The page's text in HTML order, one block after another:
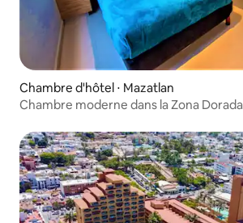
Chambre d'hôtel ⋅ Mazatlan
Chambre moderne dans la Zona